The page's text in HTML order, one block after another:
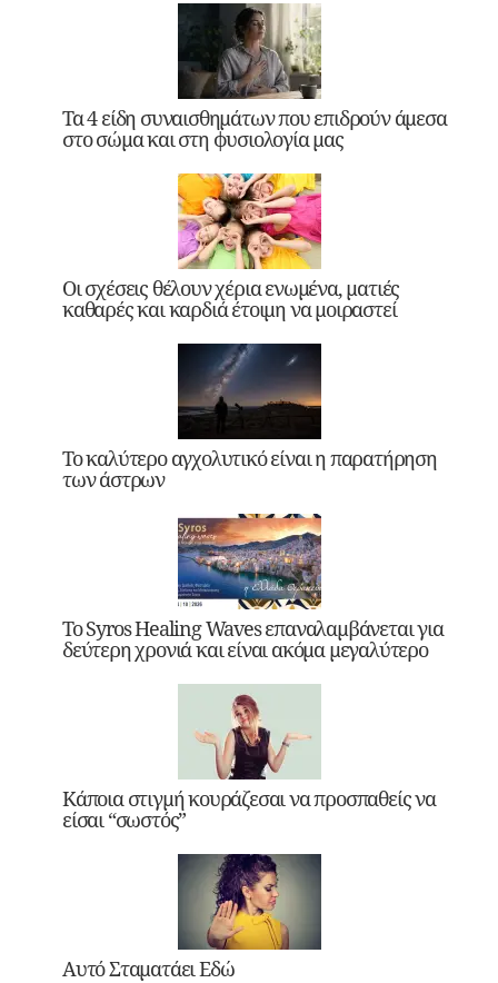
Τα 4 είδη συναισθημάτων που επιδρούν άμεσα
στο σώμα και στη φυσιολογία μας
Οι σχέσεις θέλουν χέρια ενωμένα, ματιές
καθαρές και καρδιά έτοιμη να μοιραστεί
Το καλύτερο αγχολυτικό είναι η παρατήρηση
των άστρων
Το Syros Healing Waves επαναλαμβάνεται για
δεύτερη χρονιά και είναι ακόμα μεγαλύτερο
Κάποια στιγμή κουράζεσαι να προσπαθείς να
είσαι “σωστός”
Αυτό Σταματάει Εδώ